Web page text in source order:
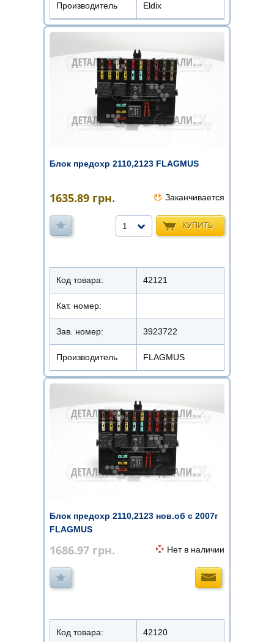
Производитель Eldix
Блок предохр 2110,2123 FLAGMUS
1635.89 грн. Заканчивается
КУПИТЬ
1
Код товара: 42121
Кат. номер:
Зав. номер: 3923722
Производитель FLAGMUS
Блок предохр 2110,2123 нов.об с 2007г
FLAGMUS
1686.97 грн. Нет в наличии
Код товара: 42120